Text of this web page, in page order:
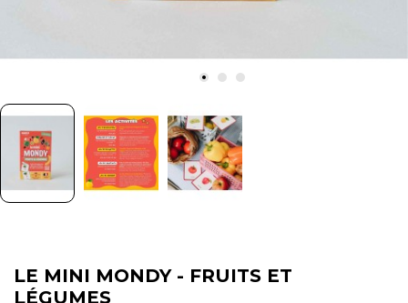
LE MINI MONDY - FRUITS ET
LÉGUMES